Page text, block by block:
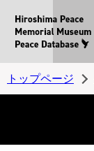
トップページ